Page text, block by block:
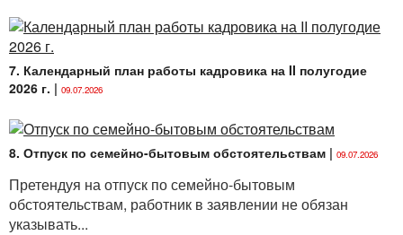
7. Календарный план работы кадровика на II полугодие
2026 г. | 09.07.2026
8. Отпуск по семейно-бытовым обстоятельствам | 09.07.2026
Претендуя на отпуск по семейно-бытовым
обстоятельствам, работник в заявлении не обязан
указывать...